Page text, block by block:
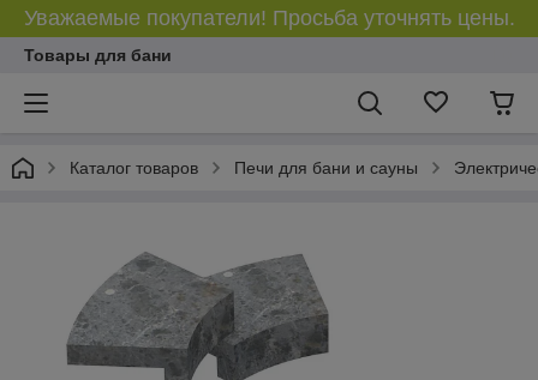
Уважаемые покупатели! Просьба уточнять цены.
Товары для бани
Каталог товаров Печи для бани и сауны